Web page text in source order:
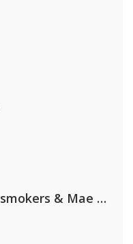
Alok, The Chainsmokers & Mae Stephens